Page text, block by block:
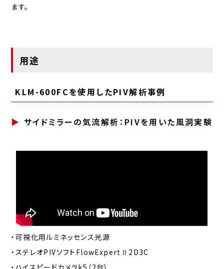
ます。
用途
KLM-600FCを使用したPIV解析事例
サイドミラーの気流解析：PIVを用いた風洞実験
・可視化用ルミネッセンス光源
・ステレオPIVソフトFlowExpertⅡ2D3C
・ハイスピードカメラk5（2台）